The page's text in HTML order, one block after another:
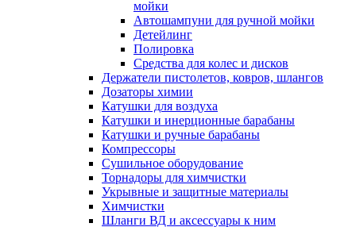
мойки
Автошампуни для ручной мойки
Детейлинг
Полировка
Средства для колес и дисков
Держатели пистолетов, ковров, шлангов
Дозаторы химии
Катушки для воздуха
Катушки и инерционные барабаны
Катушки и ручные барабаны
Компрессоры
Сушильное оборудование
Торнадоры для химчистки
Укрывные и защитные материалы
Химчистки
Шланги ВД и аксессуары к ним